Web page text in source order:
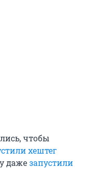
чтобы
хештег
дажезапустили